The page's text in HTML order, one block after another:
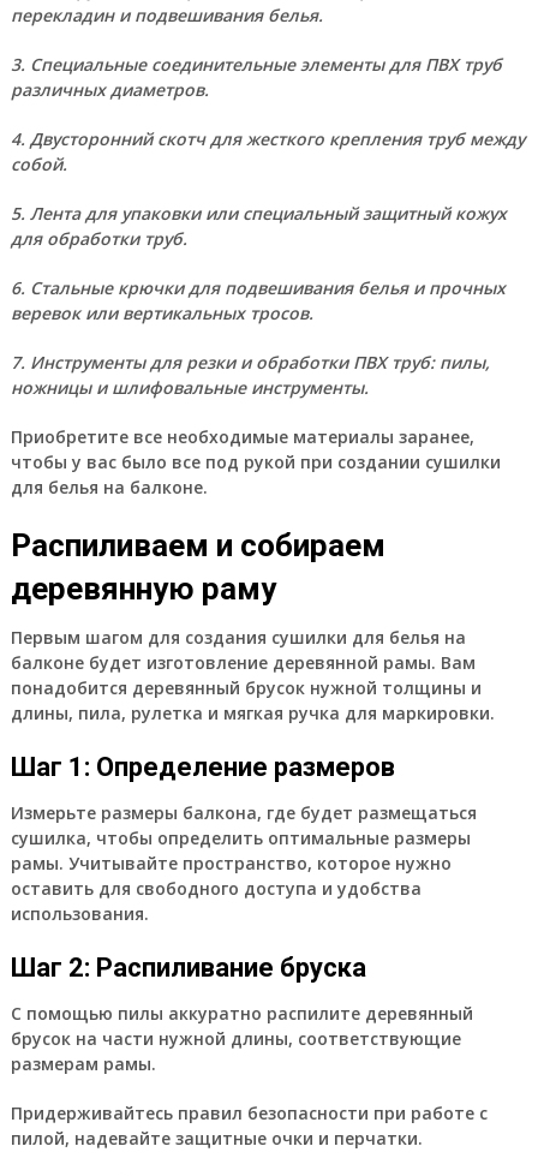
перекладин и подвешивания белья.
3. Специальные соединительные элементы для ПВХ труб
различных диаметров.
4. Двусторонний скотч для жесткого крепления труб между
собой.
5. Лента для упаковки или специальный защитный кожух
для обработки труб.
6. Стальные крючки для подвешивания белья и прочных
веревок или вертикальных тросов.
7. Инструменты для резки и обработки ПВХ труб: пилы,
ножницы и шлифовальные инструменты.
Приобретите все необходимые материалы заранее,
чтобы у вас было все под рукой при создании сушилки
для белья на балконе.
Распиливаем и собираем
деревянную раму
Первым шагом для создания сушилки для белья на
балконе будет изготовление деревянной рамы. Вам
понадобится деревянный брусок нужной толщины и
длины, пила, рулетка и мягкая ручка для маркировки.
Шаг 1: Определение размеров
Измерьте размеры балкона, где будет размещаться
сушилка, чтобы определить оптимальные размеры
рамы. Учитывайте пространство, которое нужно
оставить для свободного доступа и удобства
использования.
Шаг 2: Распиливание бруска
С помощью пилы аккуратно распилите деревянный
брусок на части нужной длины, соответствующие
размерам рамы.
Придерживайтесь правил безопасности при работе с
пилой, надевайте защитные очки и перчатки.